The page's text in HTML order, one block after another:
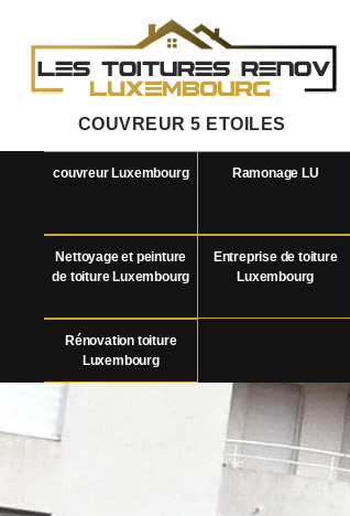
COUVREUR 5 ETOILES
couvreur Luxembourg Ramonage LU
Nettoyage et peinture
de toiture Luxembourg
Entreprise de toiture
Luxembourg
Rénovation toiture
Luxembourg